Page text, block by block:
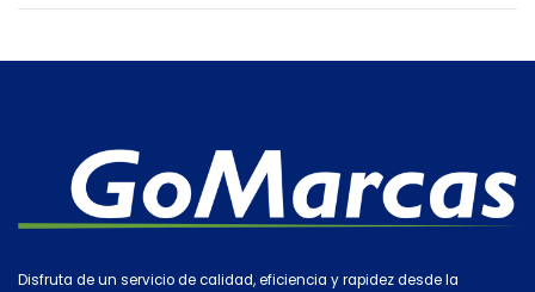
Disfruta de un servicio de calidad, eficiencia y rapidez desde la